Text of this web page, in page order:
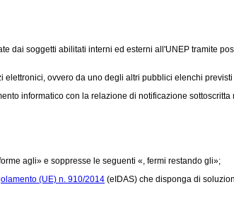
soggetti abilitati interni ed esterni all'UNEP tramite
ovvero da uno degli altri pubblici elenchi
informatico con la relazione di notificazione
agli» e soppresse le seguenti «, fermi restando gli»;
(UE) n. 910/2014 (eIDAS) che disponga di